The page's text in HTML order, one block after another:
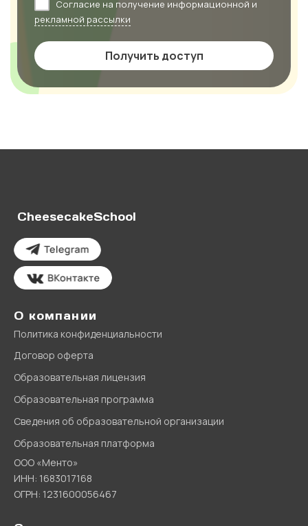
Согласие на получение информационной и
рекламной рассылки
Получить доступ
CheesecakeSchool
О компании
Политика конфиденциальности
Договор оферта
Образовательная лицензия
Образовательная программа
Сведения об образовательной организации
Образовательная платформа
ООО «Менто»
ИНН: 1683017168
ОГРН: 1231600056467